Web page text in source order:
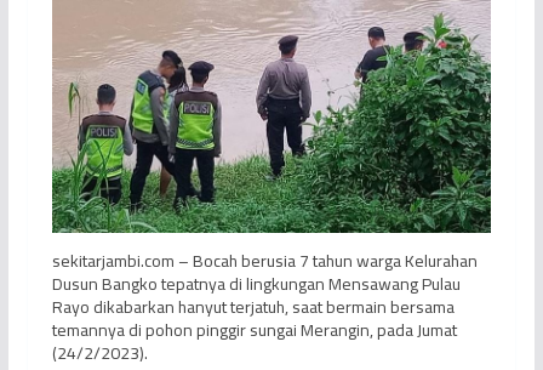
sekitarjambi.com – Bocah berusia 7 tahun warga Kelurahan
Dusun Bangko tepatnya di lingkungan Mensawang Pulau
Rayo dikabarkan hanyut terjatuh, saat bermain bersama
temannya di pohon pinggir sungai Merangin, pada Jumat
(24/2/2023).